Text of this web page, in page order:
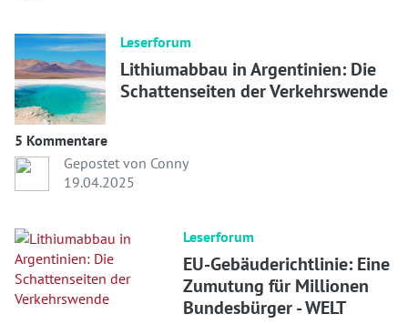
Leserforum
Lithiumabbau in Argentinien: Die
Schattenseiten der Verkehrswende
5 Kommentare
Gepostet von Conny
19.04.2025
Leserforum
EU-Gebäuderichtlinie: Eine
Zumutung für Millionen
Bundesbürger - WELT